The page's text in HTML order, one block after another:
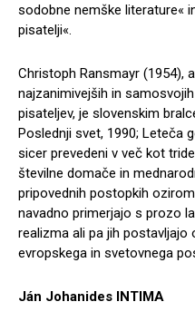
sodobne nemške literature«
pisatelji«.
Christoph Ransmayr (1954),
najzanimivejših in
pisateljev, je slovenskim
Poslednji svet, 1990; Leteča
sicer prevedeni v več kot
številne domače in
pripovednih postopkih
navadno primerjajo s prozo
realizma ali pa jih
evropskega in svetovnega
Ján Johanides INTIMA